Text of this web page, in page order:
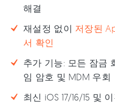
해결
재설정 없이 저장된
서 확인
추가 기능: 모든 잠금
임 암호 및 MDM 우회
최신 iOS 17/16/15 및